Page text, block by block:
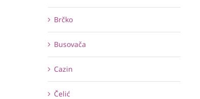
Brčko
Busovača
Cazin
Čelić